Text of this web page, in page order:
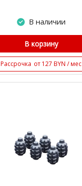
В наличии
В корзину
Рассрочка от 127 BYN / мес